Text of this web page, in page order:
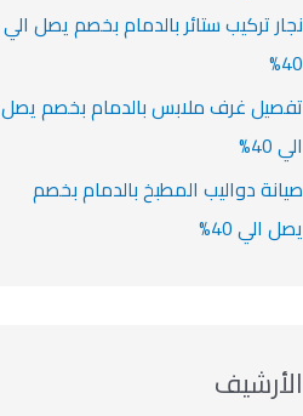
نجار تركيب ستائر بالدمام بخصم يصل الي
40%
تفصيل غرف ملابس بالدمام بخصم يصل
الي 40%
صيانة دواليب المطبخ بالدمام بخصم
يصل الي 40%
الأرشيف